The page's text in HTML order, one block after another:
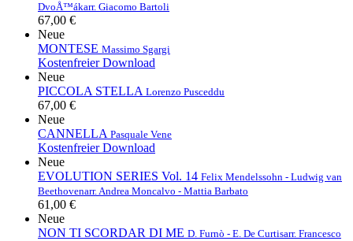
DvoÅ™ákarr. Giacomo Bartoli
67,00 €
Neue
MONTESE Massimo Sgargi
Kostenfreier Download
Neue
PICCOLA STELLA Lorenzo Pusceddu
67,00 €
Neue
CANNELLA Pasquale Vene
Kostenfreier Download
Neue
EVOLUTION SERIES Vol. 14 Felix Mendelssohn - Ludwig van
Beethovenarr. Andrea Moncalvo - Mattia Barbato
61,00 €
Neue
NON TI SCORDAR DI ME D. Furnò - E. De Curtisarr. Francesco